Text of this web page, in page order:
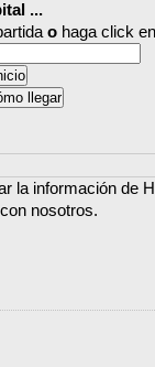
...
o haga click
la información de
nosotros.